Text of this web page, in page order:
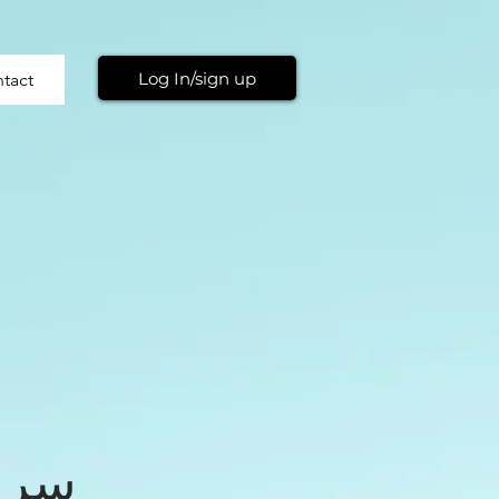
Log In/sign up
سر